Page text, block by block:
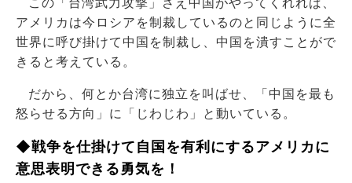
アメリカは今ロシアを制裁しているのと同じように全
世界に呼び掛けて中国を制裁し、中国を潰すことがで
きると考えている。
だから、何とか台湾に独立を叫ばせ、「中国を最も
怒らせる方向」に「じわじわ」と動いている。
◆戦争を仕掛けて自国を有利にするアメリカに
意思表明できる勇気を！